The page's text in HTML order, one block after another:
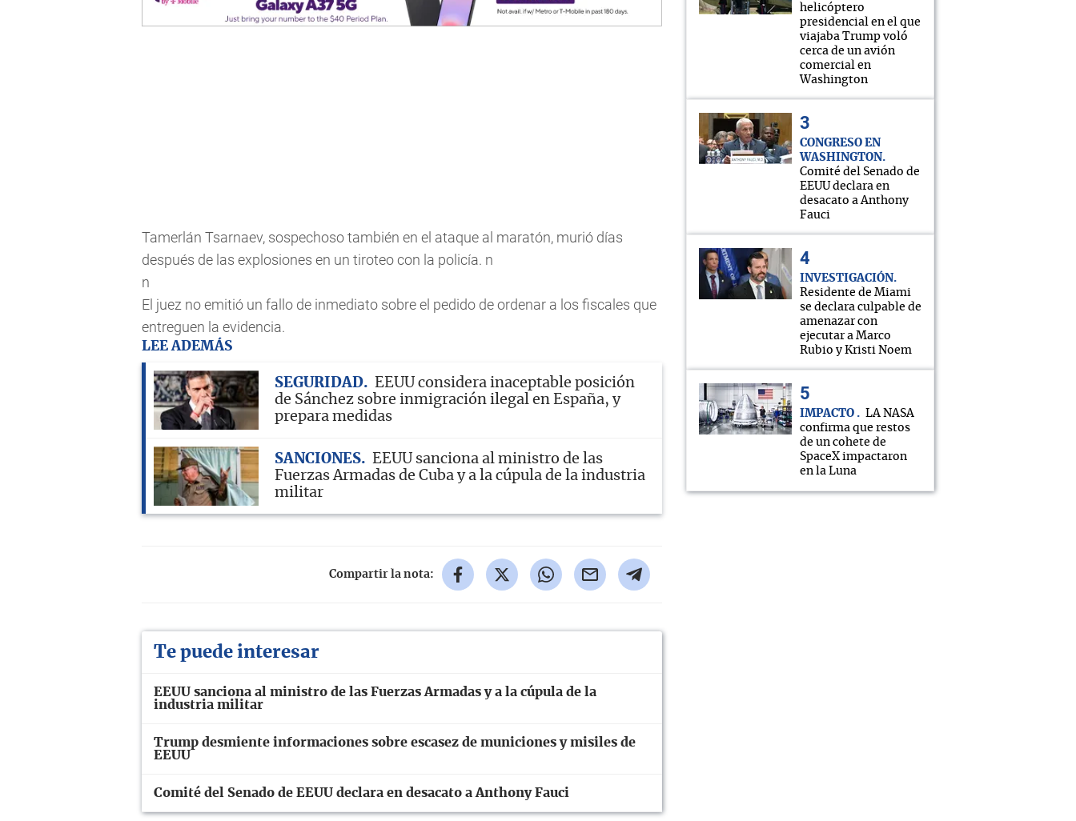
Tamerlán Tsarnaev, sospechoso también en el ataque al maratón, murió días
después de las explosiones en un tiroteo con la policía. n
n
El juez no emitió un fallo de inmediato sobre el pedido de ordenar a los fiscales que
entreguen la evidencia.
LEE ADEMÁS
SEGURIDAD
EEUU considera inaceptable posición
de Sánchez sobre inmigración ilegal en España, y
prepara medidas
SANCIONES
EEUU sanciona al ministro de las
Fuerzas Armadas de Cuba y a la cúpula de la industria
militar
Compartir la nota:
Te puede interesar
EEUU sanciona al ministro de las Fuerzas Armadas y a la cúpula de la
industria militar
Trump desmiente informaciones sobre escasez de municiones y misiles de
EEUU
Comité del Senado de EEUU declara en desacato a Anthony Fauci
helicóptero
presidencial en el que
viajaba Trump voló
cerca de un avión
comercial en
Washington
CONGRESO EN
WASHINGTON
Comité del Senado de
EEUU declara en
desacato a Anthony
Fauci
INVESTIGACIÓN
Residente de Miami
se declara culpable de
amenazar con
ejecutar a Marco
Rubio y Kristi Noem
IMPACTO
LA NASA
confirma que restos
de un cohete de
SpaceX impactaron
en la Luna